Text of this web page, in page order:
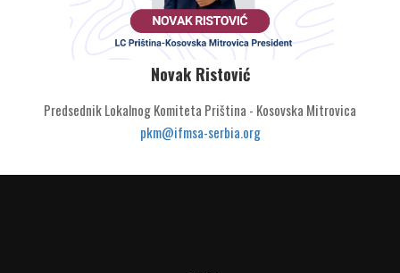
Novak Ristović
Predsednik Lokalnog Komiteta Priština - Kosovska Mitrovica
pkm@ifmsa-serbia.org